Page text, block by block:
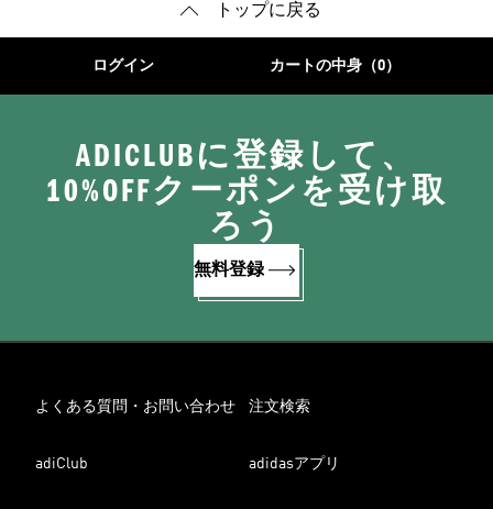
トップに戻る
ログイン カートの中身（0）
ADICLUBに登録して、
10%OFFクーポンを受け取
ろう
無料登録
よくある質問・お問い合わせ 注文検索
adiClub adidasアプリ